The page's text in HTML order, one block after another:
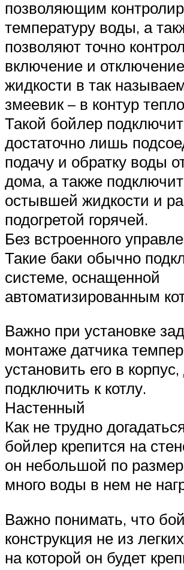
позволяющим
температуру воды, а
позволяют точно
включение и
жидкости в так
змеевик – в контур
Такой бойлер
достаточно лишь
подачу и обратку воды
дома, а также
остывшей жидкости и
подогретой горячей.
Без встроенного
Такие баки обычно
системе, оснащенной
автоматизированным
Важно при установке
монтаже датчика
установить его в
подключить к котлу.
Настенный
Как не трудно
бойлер крепится на
он небольшой по
много воды в нем не
Важно понимать, что
конструкция не из
на которой он будет